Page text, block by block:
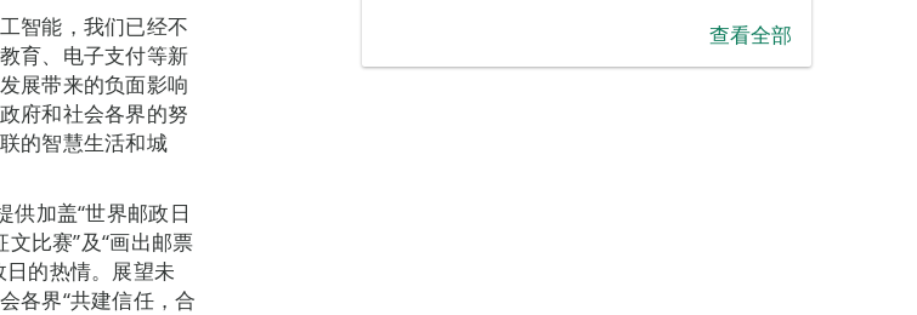
智能，我们已经不
育、电子支付等新
展带来的负面影响
府和社会各界的努
的智慧生活和城
供加盖“世界邮政日
比赛”及“画出邮票
的热情。展望未
各界“共建信任，合
查看全部